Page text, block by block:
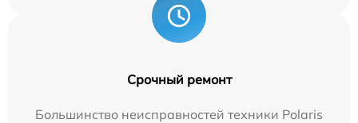
Срочный ремонт
Большинство неисправностей техники Polaris